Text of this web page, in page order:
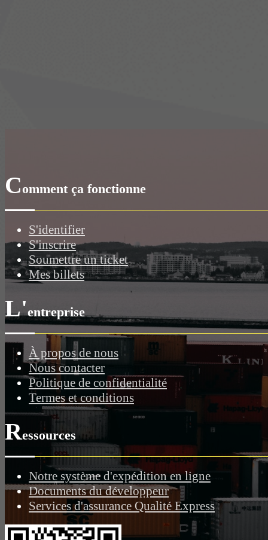
Comment ça fonctionne
S'identifier
S'inscrire
Soumettre un ticket
Mes billets
L'entreprise
À propos de nous
Nous contacter
Politique de confidentialité
Termes et conditions
Ressources
Notre système d'expédition en ligne
Documents du développeur
Services d'assurance Qualité Express